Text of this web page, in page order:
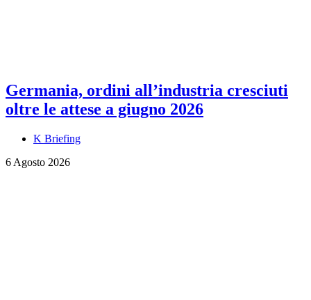
Germania, ordini all’industria cresciuti
oltre le attese a giugno 2026
K Briefing
6 Agosto 2026